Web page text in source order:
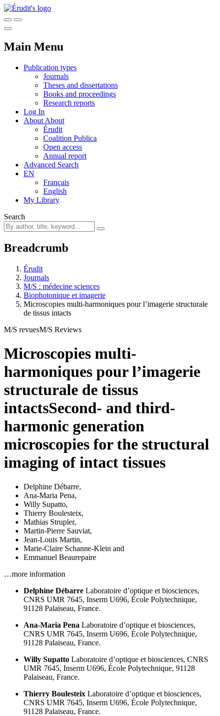
Main Menu
Publication types
Journals
Theses and dissertations
Books and proceedings
Research reports
Log In
About About
Érudit
Coalition Publica
Open access
Annual report
Advanced Search
EN
Français
English
My Library
Search
Breadcrumb
Érudit
Journals
M/S : médecine sciences
Biophotonique et imagerie
Microscopies multi-harmoniques pour l’imagerie structurale
de tissus intacts
M/S revuesM/S Reviews
Microscopies multi-
harmoniques pour l’imagerie
structurale de tissus
intactsSecond- and third-
harmonic generation
microscopies for the structural
imaging of intact tissues
Delphine Débarre,
Ana-Maria Pena,
Willy Supatto,
Thierry Boulesteix,
Mathias Strupler,
Martin-Pierre Sauviat,
Jean-Louis Martin,
Marie-Claire Schanne-Klein and
Emmanuel Beaurepaire
…more information
Delphine Débarre Laboratoire d’optique et biosciences,
CNRS UMR 7645, Inserm U696, École Polytechnique,
91128 Palaiseau, France.
Ana-Maria Pena Laboratoire d’optique et biosciences,
CNRS UMR 7645, Inserm U696, École Polytechnique,
91128 Palaiseau, France.
Willy Supatto Laboratoire d’optique et biosciences, CNRS
UMR 7645, Inserm U696, École Polytechnique, 91128
Palaiseau, France.
Thierry Boulesteix Laboratoire d’optique et biosciences,
CNRS UMR 7645, Inserm U696, École Polytechnique,
91128 Palaiseau, France.